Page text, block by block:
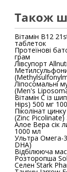
Також
Вітамін В12 21st Century
таблеток
Протеїнові
грам
Лівсупорт
Ліпосомальні
(Men's
Вітамін С із шипшиною
Hips) 500 мг
Піколінат
(Zinc Picolinate)
Алое Вера сік
1000 мл
Ультра Омега-
DHA)
Відбілююча
Розторопша
Селен